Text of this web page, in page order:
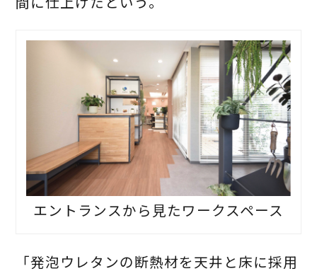
エントランスから見たワークスペース
「発泡ウレタンの断熱材を天井と床に採用